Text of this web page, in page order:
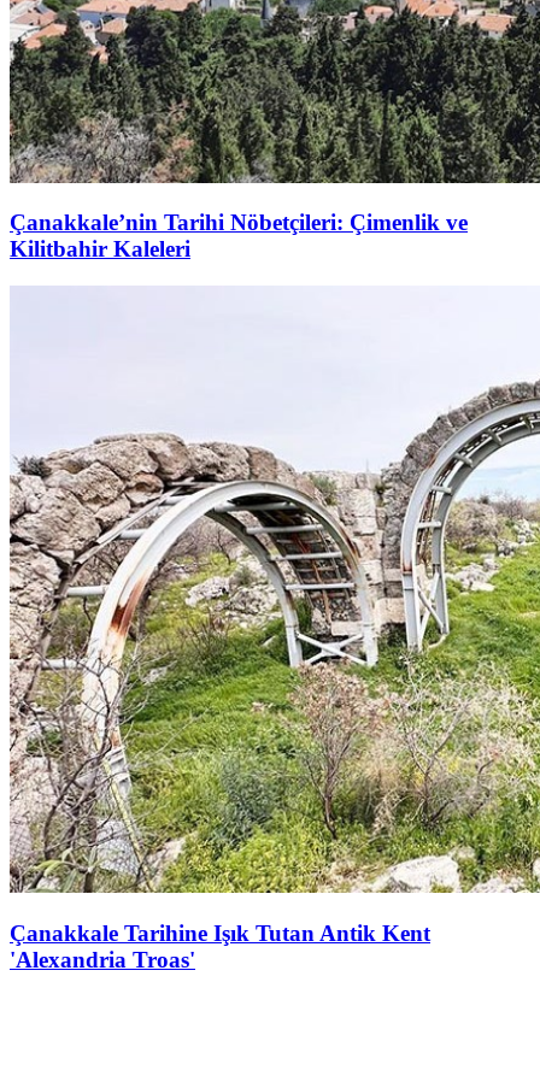
Çanakkale’nin Tarihi Nöbetçileri: Çimenlik ve
Kilitbahir Kaleleri
Çanakkale Tarihine Işık Tutan Antik Kent
'Alexandria Troas'